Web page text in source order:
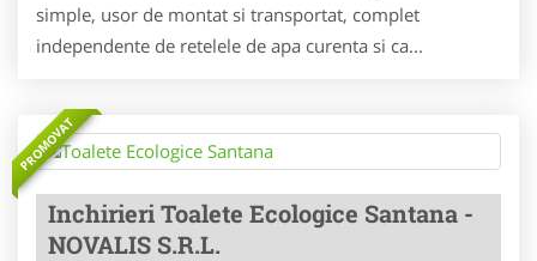
simple, usor de montat si transportat, complet
independente de retelele de apa curenta si ca...
PROMOVAT
Inchirieri Toalete Ecologice Santana -
NOVALIS S.R.L.